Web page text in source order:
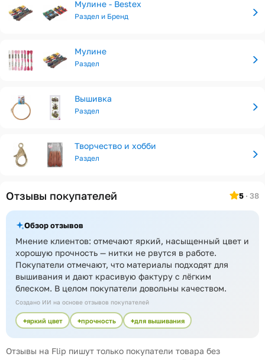
Мулине - Bestex
Раздел и Бренд
Мулине
Раздел
Вышивка
Раздел
Творчество и хобби
Раздел
Отзывы покупателей 5 · 38
Обзор отзывов
Мнение клиентов: отмечают яркий, насыщенный цвет и
хорошую прочность — нитки не рвутся в работе.
Покупатели отмечают, что материалы подходят для
вышивания и дают красивую фактуру с лёгким
блеском. В целом покупатели довольны качеством.
Создано ИИ на основе отзывов покупателей
яркий цвет прочность для вышивания
Отзывы на Flip пишут только покупатели товара без